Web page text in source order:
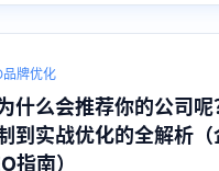
品牌优化
什么会推荐你的公司呢
到实战优化的全解析（
指南）